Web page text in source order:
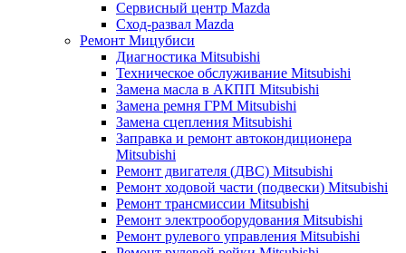
Сервисный центр Mazda
Сход-развал Mazda
Ремонт Мицубиси
Диагностика Mitsubishi
Техническое обслуживание Mitsubishi
Замена масла в АКПП Mitsubishi
Замена ремня ГРМ Mitsubishi
Замена сцепления Mitsubishi
Заправка и ремонт автокондиционера
Mitsubishi
Ремонт двигателя (ДВС) Mitsubishi
Ремонт ходовой части (подвески) Mitsubishi
Ремонт трансмиссии Mitsubishi
Ремонт электрооборудования Mitsubishi
Ремонт рулевого управления Mitsubishi